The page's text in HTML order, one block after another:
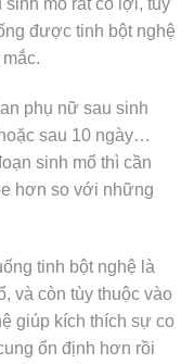
sinh mổ rất có lợi, tuy
được tinh bột nghệ
phụ nữ sau sinh
sau 10 ngày…
sinh mổ thì cần
hơn so với những
tinh bột nghệ là
và còn tùy thuộc vào
giúp kích thích sự co
ổn định hơn rồi